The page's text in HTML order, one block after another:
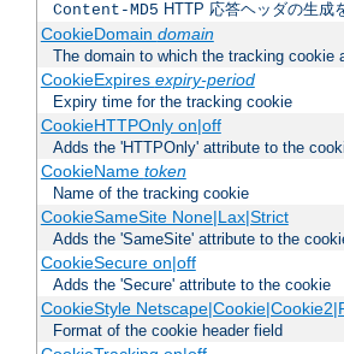
Content-MD5 HTTP 応答ヘッダの生成
CookieDomain domain
The domain to which the tracking cookie
CookieExpires expiry-period
Expiry time for the tracking cookie
CookieHTTPOnly on|off
Adds the 'HTTPOnly' attribute to the
CookieName token
Name of the tracking cookie
CookieSameSite None|Lax|Strict
Adds the 'SameSite' attribute to the
CookieSecure on|off
Adds the 'Secure' attribute to the cookie
CookieStyle
Format of the cookie header field